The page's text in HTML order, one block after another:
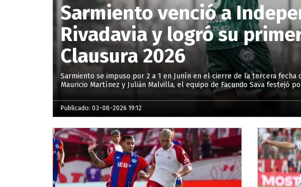
Sarmiento venció a
Rivadavia y logró su
Clausura 2026
Sarmiento se impuso por 2 a 1 en Junín en el cierre de la tercera fecha
Mauricio Martínez y Julián Malvilla, el equipo de Facundo Sava festejó
Publicado: 03-08-2026 19:12